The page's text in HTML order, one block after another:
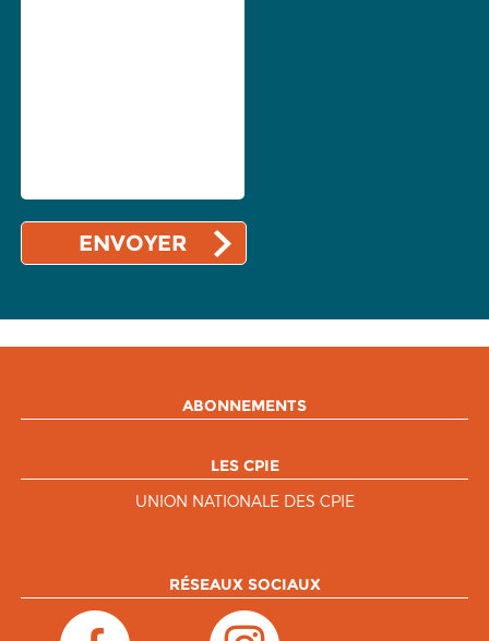
ABONNEMENTS
LES CPIE
UNION NATIONALE DES CPIE
RÉSEAUX SOCIAUX